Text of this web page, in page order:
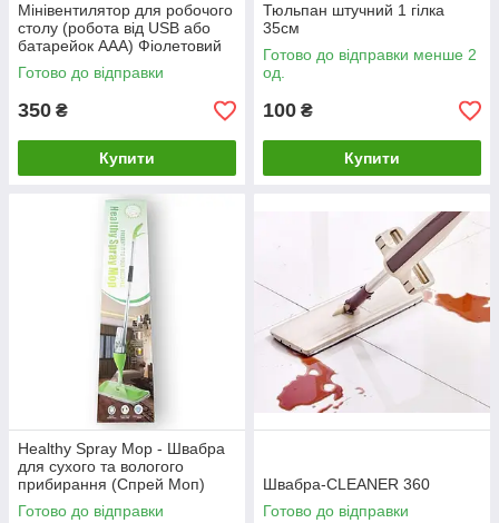
Мінівентилятор для робочого
столу (робота від USB або
батарейок ААА) Фіолетовий
Готово до відправки
350 ₴
Купити
Тюльпан штучний 1 гілка
35см
Готово до відправки менше 2
од.
100 ₴
Купити
Healthy Spray Mop - Швабра
для сухого та вологого
прибирання (Спрей Моп)
Готово до відправки
Швабра-CLEANER 360
Готово до відправки